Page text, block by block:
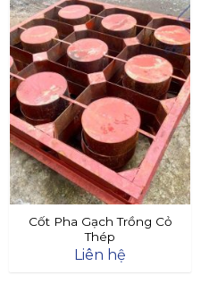
Cốt Pha Gạch Trồng Cỏ
Thép
Liên hệ